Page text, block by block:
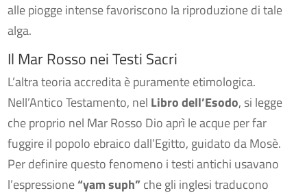
alle piogge intense favoriscono la riproduzione di tale
alga.
Il Mar Rosso nei Testi Sacri
L’altra teoria accredita è puramente etimologica.
Nell’Antico Testamento, nel Libro dell’Esodo, si legge
che proprio nel Mar Rosso Dio aprì le acque per far
fuggire il popolo ebraico dall’Egitto, guidato da Mosè.
Per definire questo fenomeno i testi antichi usavano
l’espressione“yam suph”che gli inglesi traducono